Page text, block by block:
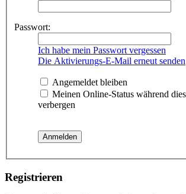
Passwort:
Ich habe mein Passwort vergessen
Die Aktivierungs-E-Mail erneut senden
Angemeldet bleiben
Meinen Online-Status während
verbergen
Registrieren